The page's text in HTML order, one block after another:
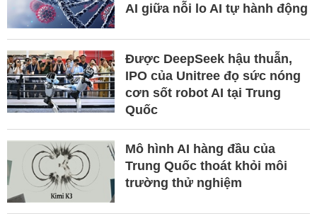
AI giữa nỗi lo AI tự hành động
Được DeepSeek hậu thuẫn,
IPO của Unitree đọ sức nóng
cơn sốt robot AI tại Trung
Quốc
Mô hình AI hàng đầu của
Trung Quốc thoát khỏi môi
trường thử nghiệm